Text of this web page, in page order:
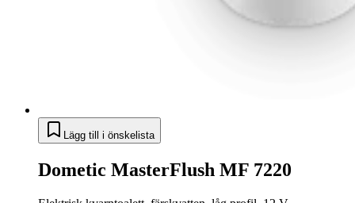
Lägg till i önskelista
Dometic MasterFlush MF 7220